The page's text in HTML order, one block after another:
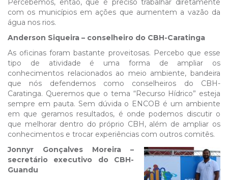
Percebemos, então, que é preciso trabalhar diretamente
com os municípios em ações que aumentem a vazão da
água nos rios.
Anderson Siqueira – conselheiro do CBH-Caratinga
As oficinas foram bastante proveitosas. Percebo que esse
tipo de atividade é uma forma de ampliar os
conhecimentos relacionados ao meio ambiente, bandeira
que nós defendemos como conselheiros do CBH-
Caratinga. Queremos que o tema “Recurso Hídrico” esteja
sempre em pauta. Sem dúvida o ENCOB é um ambiente
em que geramos resultados, é onde podemos discutir o
que melhorar dentro do próprio CBH, além de ampliar os
conhecimentos e trocar experiências com outros comitês.
Jonnyr Gonçalves Moreira
–
secretário executivo do CBH-
Guandu